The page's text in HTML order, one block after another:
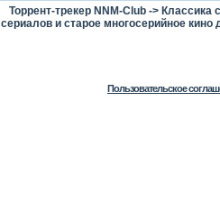
Торрент-трекер NNM-Club -> Классика
сериалов и старое многосерийное кино
Пользовательское